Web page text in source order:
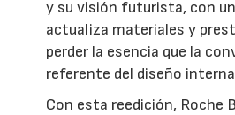
y su visión futurista, con
actualiza materiales y
perder la esencia que la
referente del diseño
Con esta reedición, Roche